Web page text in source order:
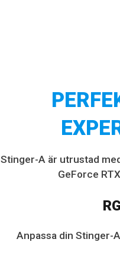
Stinger-A är utrustad
GeForce
Anpassa din Stinger-A